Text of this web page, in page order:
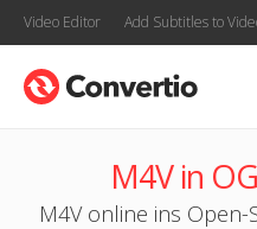
Video Editor Add Subtitles to
M4V in
M4V online ins Open-